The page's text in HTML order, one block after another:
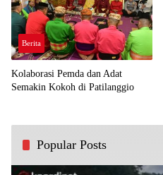
Berita
Kolaborasi Pemda dan Adat
Semakin Kokoh di Patilanggio
Popular Posts